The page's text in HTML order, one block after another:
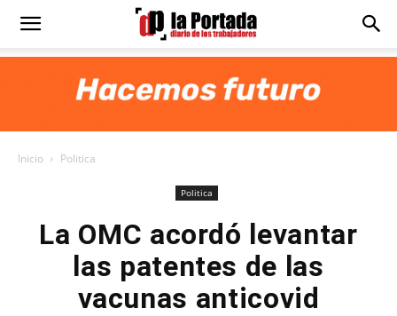
Diario
Inicio Politica
Politica
La OMC acordó levantar
las patentes de las
vacunas anticovid